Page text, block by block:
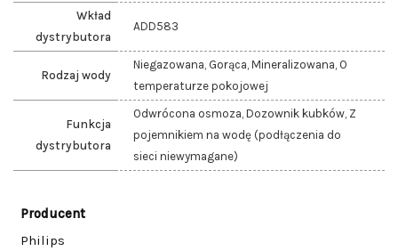
Wkład
dystrybutora
ADD583
Rodzaj wody
Niegazowana, Gorąca, Mineralizowana, O
temperaturze pokojowej
Funkcja
dystrybutora
Odwrócona osmoza, Dozownik kubków, Z
pojemnikiem na wodę (podłączenia do
sieci niewymagane)
Producent
Philips